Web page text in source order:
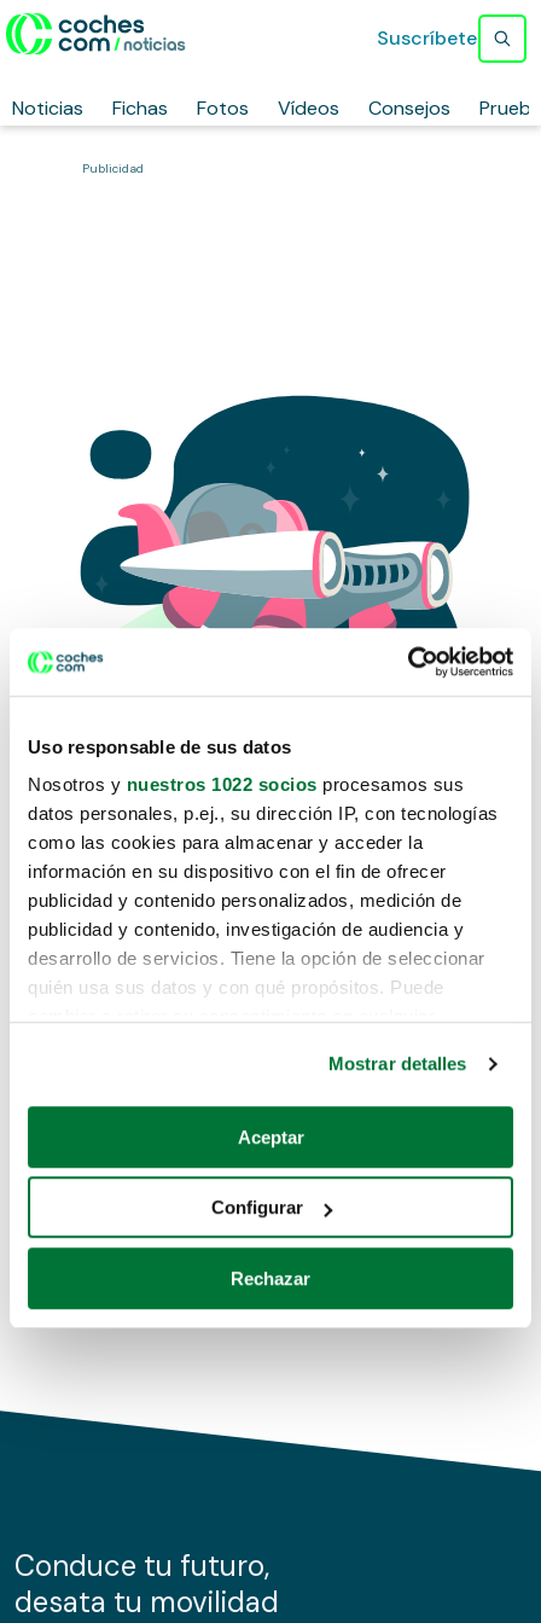
Uso responsable de sus datos
Nosotros y nuestros 1022 socios procesamos sus
datos personales, p.ej., su dirección IP, con tecnologías
como las cookies para almacenar y acceder la
información en su dispositivo con el fin de ofrecer
publicidad y contenido personalizados, medición de
publicidad y contenido, investigación de audiencia y
desarrollo de servicios. Tiene la opción de seleccionar
quién usa sus datos y con qué propósitos. Puede
Si lo permite, también quisiéramos:
Recopilar información sobre su ubicación geográfica
Identificar su dispositivo analizándolo activamente
para buscar características específicas (huellas
Obtenga más información sobre cómo se procesan sus
de cookies.
información sobre el uso que haga del sitio web con
nuestros partners de redes sociales, publicidad y análisis
Mostrar detalles
Aceptar
Configurar
Rechazar
Noticias Fichas Fotos Vídeos Consejos
Suscríbete
Publicidad
Lo sentimos, no sabemos como
te hemos traido hasta aquí.
Pero puedes encontrar el coche que estás
buscando en alguno de estos enlaces:
Coches de segunda mano
Coches de km0
Conduce tu futuro,
desata tu movilidad